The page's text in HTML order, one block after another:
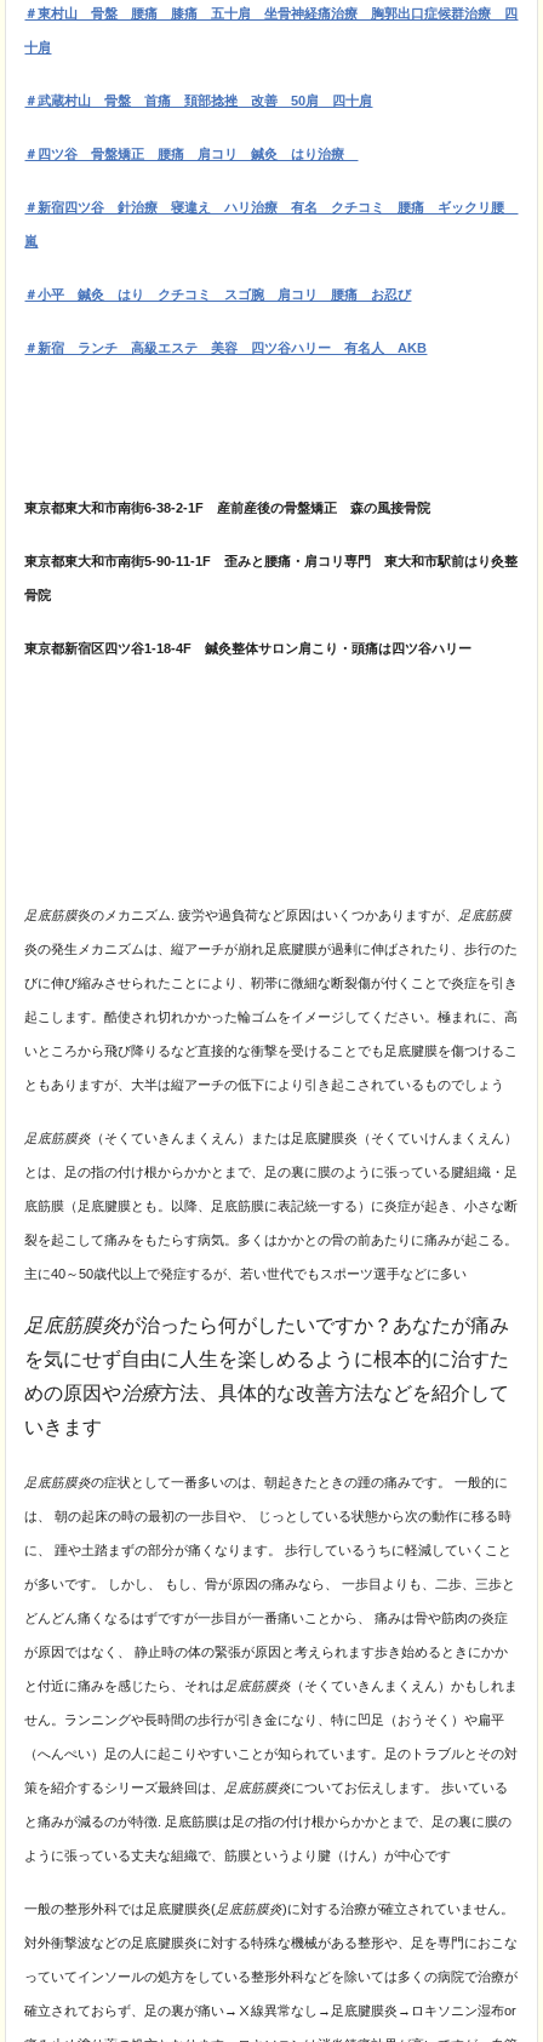
＃東村山 骨盤 腰痛 膝痛 五十肩 坐骨神経痛治療 胸郭出口症候群治療 四
十肩
＃武蔵村山 骨盤 首痛 頚部捻挫 改善 50肩 四十肩
＃四ツ谷 骨盤矯正 腰痛 肩コリ 鍼灸 はり治療
＃新宿四ツ谷 針治療 寝違え ハリ治療 有名 クチコミ 腰痛 ギックリ腰
嵐
＃小平 鍼灸 はり クチコミ スゴ腕 肩コリ 腰痛 お忍び
＃新宿 ランチ 高級エステ 美容 四ツ谷ハリー 有名人 AKB
東京都東大和市南街6-38-2-1F 産前産後の骨盤矯正 森の風接骨院
東京都東大和市南街5-90-11-1F 歪みと腰痛・肩コリ専門 東大和市駅前はり灸整
骨院
東京都新宿区四ツ谷1-18-4F 鍼灸整体サロン肩こり・頭痛は四ツ谷ハリー
足底筋膜炎のメカニズム. 疲労や過負荷など原因はいくつかありますが、 足底筋膜
炎の発生メカニズムは、縦アーチが崩れ足底腱膜が過剰に伸ばされたり、歩行のた
びに伸び縮みさせられたことにより、靭帯に微細な断裂傷が付くことで炎症を引き
起こします。酷使され切れかかった輪ゴムをイメージしてください。極まれに、高
いところから飛び降りるなど直接的な衝撃を受けることでも足底腱膜を傷つけるこ
ともありますが、大半は縦アーチの低下により引き起こされているものでしょう
足底筋膜炎 （そくていきんまくえん）または足底腱膜炎（そくていけんまくえん）
とは、足の指の付け根からかかとまで、足の裏に膜のように張っている腱組織・足
底筋膜（足底腱膜とも。以降、足底筋膜に表記統一する）に炎症が起き、小さな断
裂を起こして痛みをもたらす病気。多くはかかとの骨の前あたりに痛みが起こる。
主に40～50歳代以上で発症するが、若い世代でもスポーツ選手などに多い
足底筋膜炎が治ったら何がしたいですか？あなたが痛み
を気にせず自由に人生を楽しめるように根本的に治すた
めの原因や治療方法、具体的な改善方法などを紹介して
いきます
足底筋膜炎の症状として一番多いのは、朝起きたときの踵の痛みです。 一般的に
は、 朝の起床の時の最初の一歩目や、 じっとしている状態から次の動作に移る時
に、 踵や土踏まずの部分が痛くなります。 歩行しているうちに軽減していくこと
が多いです。 しかし、 もし、骨が原因の痛みなら、 一歩目よりも、二歩、三歩と
どんどん痛くなるはずですが一歩目が一番痛いことから、 痛みは骨や筋肉の炎症
が原因ではなく、 静止時の体の緊張が原因と考えられます歩き始めるときにかか
と付近に痛みを感じたら、それは 足底筋膜炎 （そくていきんまくえん）かもしれま
せん。ランニングや長時間の歩行が引き金になり、特に凹足（おうそく）や扁平
（へんぺい）足の人に起こりやすいことが知られています。足のトラブルとその対
策を紹介するシリーズ最終回は、 足底筋膜炎についてお伝えします。 歩いている
と痛みが減るのが特徴. 足底筋膜は足の指の付け根からかかとまで、足の裏に膜の
ように張っている丈夫な組織で、筋膜というより腱（けん）が中心です
一般の整形外科では足底腱膜炎(足底筋膜炎)に対する治療が確立されていません。
対外衝撃波などの足底腱膜炎に対する特殊な機械がある整形や、足を専門におこな
っていてインソールの処方をしている整形外科などを除いては多くの病院で治療が
確立されておらず、足の裏が痛い→Ⅹ線異常なし→足底腱膜炎→ロキソニン湿布or